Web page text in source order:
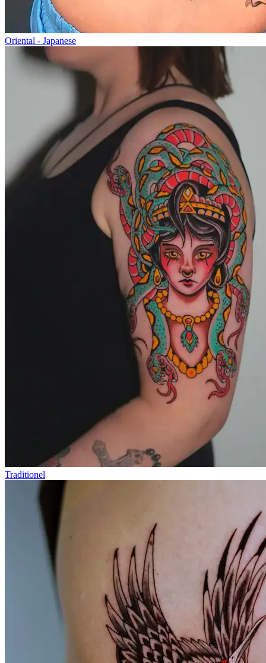
Oriental - Japanese
Traditionel